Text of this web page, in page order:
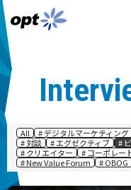
All # デジタルマーケティング
# 対談
# エグゼクティブ #
# クリエイター
# コーポレー
# New Value Forum
# OBOG